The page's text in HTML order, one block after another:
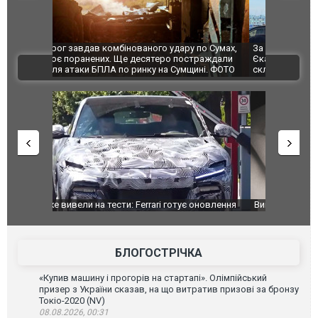
За 2000 кілометрів від кордону з Україною: в
Єкатеринбурзі після атаки дронів загорівся
склад Wildberries. ФОТО. ВІДЕО
"Мої
ВІДЕО
Вийшов трейлер нової екранізації легендарного
БЛОГОСТРІЧКА
«Купив машину і прогорів на стартапі». Олімпійський
призер з України сказав, на що витратив призові за бронзу
Токіо-2020 (NV)
08.08.2026, 00:31